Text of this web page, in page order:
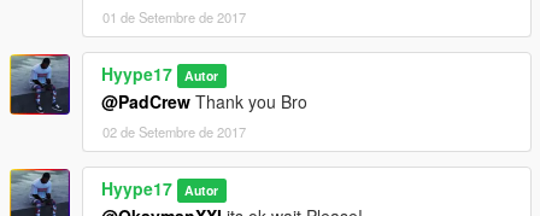
01 de Setembre de 2017
Hyype17 Autor
@PadCrew Thank you Bro
02 de Setembre de 2017
Hyype17 Autor